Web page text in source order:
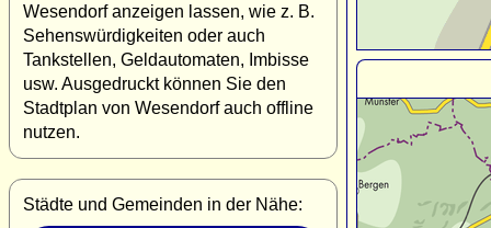
Wesendorf anzeigen lassen, wie z. B.
Sehenswürdigkeiten oder auch
Tankstellen, Geldautomaten, Imbisse
usw. Ausgedruckt können Sie den
Stadtplan von Wesendorf auch offline
nutzen.
Städte und Gemeinden in der Nähe: